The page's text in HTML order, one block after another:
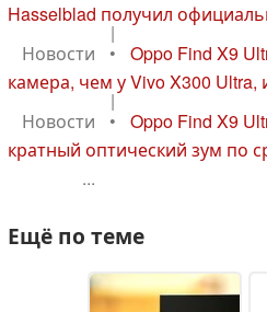
Hasselblad получил
|
Новости
•
Oppo Find X9
камера, чем у Vivo X300 Ultra,
|
Новости
•
Oppo Find X9
кратный оптический зум по
...
Ещё по теме